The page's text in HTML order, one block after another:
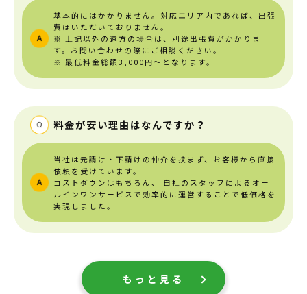
基本的にはかかりません。対応エリア内であれば、出張
費はいただいておりません。
※ 上記以外の遠方の場合は、別途出張費がかかりま
す。お問い合わせの際にご相談ください。
※ 最低料金総額3,000円～となります。
料金が安い理由はなんですか？
当社は元請け・下請けの仲介を挟まず、お客様から直接
依頼を受けています。
コストダウンはもちろん、
自社のスタッフによるオー
ルインワンサービスで効率的に運営することで低価格を
実現しました。
もっと見る